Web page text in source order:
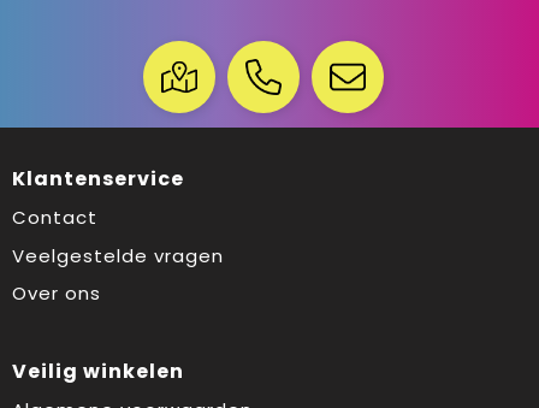
Klantenservice
Contact
Veelgestelde vragen
Over ons
Veilig winkelen